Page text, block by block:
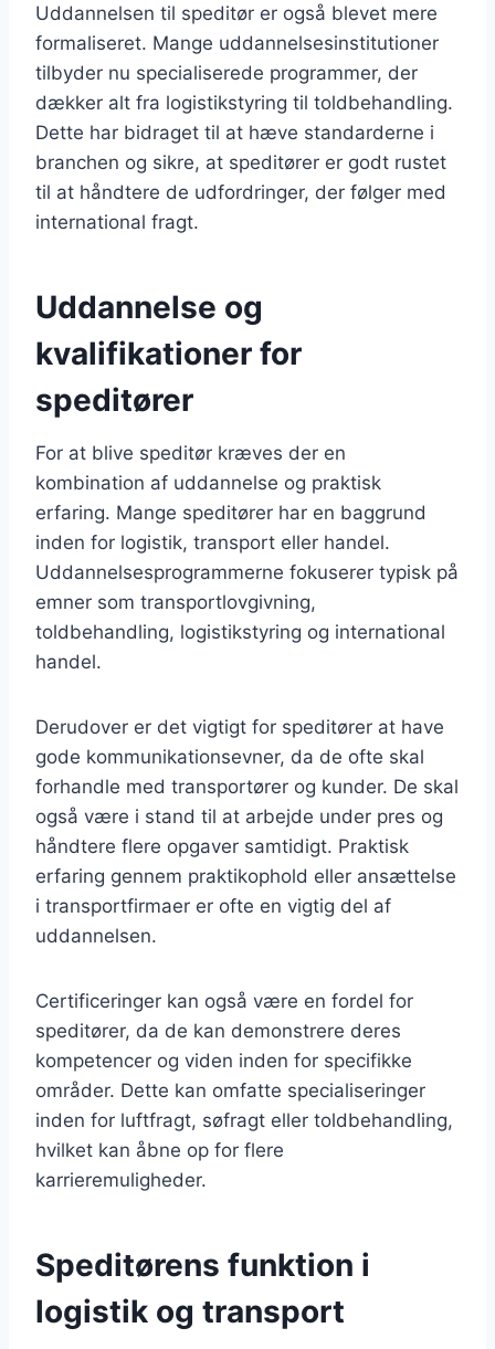
Uddannelsen til speditør er også blevet mere
formaliseret. Mange uddannelsesinstitutioner
tilbyder nu specialiserede programmer, der
dækker alt fra logistikstyring til toldbehandling.
Dette har bidraget til at hæve standarderne i
branchen og sikre, at speditører er godt rustet
til at håndtere de udfordringer, der følger med
international fragt.
Uddannelse og
kvalifikationer for
speditører
For at blive speditør kræves der en
kombination af uddannelse og praktisk
erfaring. Mange speditører har en baggrund
inden for logistik, transport eller handel.
Uddannelsesprogrammerne fokuserer typisk på
emner som transportlovgivning,
toldbehandling, logistikstyring og international
handel.
Derudover er det vigtigt for speditører at have
gode kommunikationsevner, da de ofte skal
forhandle med transportører og kunder. De skal
også være i stand til at arbejde under pres og
håndtere flere opgaver samtidigt. Praktisk
erfaring gennem praktikophold eller ansættelse
i transportfirmaer er ofte en vigtig del af
uddannelsen.
Certificeringer kan også være en fordel for
speditører, da de kan demonstrere deres
kompetencer og viden inden for specifikke
områder. Dette kan omfatte specialiseringer
inden for luftfragt, søfragt eller toldbehandling,
hvilket kan åbne op for flere
karrieremuligheder.
Speditørens funktion i
logistik og transport